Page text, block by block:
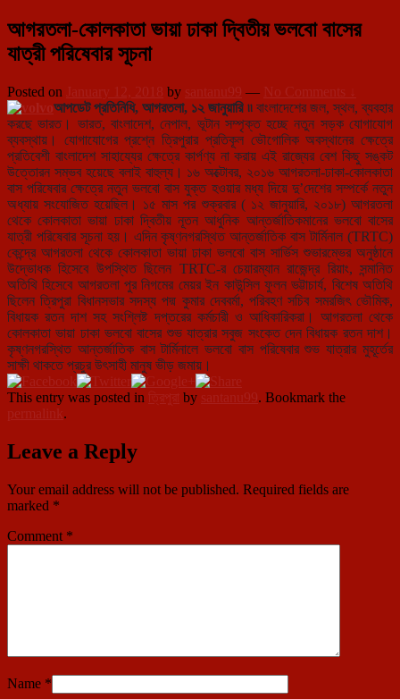
আগরতলা-কোলকাতা ভায়া ঢাকা দ্বিতীয় ভলবো বাসের
যাত্রী পরিষেবার সূচনা
Posted on January 12, 2018 by santanu99 — No Comments ↓
আপডেট প্রতিনিধি, আগরতলা, ১২ জানুয়ারি ৷৷বাংলাদেশের জল, স্থল, ব্যবহার
করছে ভারত। ভারত, বাংলাদেশ, নেপাল, ভূটান সম্পৃক্ত হচ্ছে নতুন সড়ক যোগাযোগ
ব্যবস্থায়। যোগাযোগের প্রশ্নে ত্রিপুরার প্রতিকূল ভৌগোলিক অবস্থানের ক্ষেত্রে
প্রতিবেশী বাংলাদেশ সাহায্যের ক্ষেত্রে কার্পণ্য না করায় এই রাজ্যের বেশ কিছু সঙ্কট
উত্তোরন সম্ভব হয়েছে বলাই বাহুল্য। ১৬ অক্টোবর, ২০১৬ আগরতলা-ঢাকা-কোলকাতা
বাস পরিষেবার ক্ষেত্রে নতুন ভলবো বাস যুক্ত হওয়ার মধ্য দিয়ে দু’দেশের সম্পর্কে নতুন
অধ্যায় সংযোজিত হয়েছিল। ১৫ মাস পর শুক্রবার ( ১২ জানুয়ারি, ২০১৮) আগরতলা
থেকে কোলকাতা ভায়া ঢাকা দ্বিতীয় নূতন আধুনিক আন্তর্জাতিকমানের ভলবো বাসের
যাত্রী পরিষেবার সূচনা হয়। এদিন কৃষ্ণনগরস্থিত আন্তর্জাতিক বাস টার্মিনাল (TRTC)
কেন্দ্রে আগরতলা থেকে কোলকাতা ভায়া ঢাকা ভলবো বাস সার্ভিস শুভারম্ভের অনুষ্ঠানে
উদ্ভোধক হিসেবে উপস্থিত ছিলেন TRTC-র চেয়ারম্যান রাজেন্দ্র রিয়াং, সন্মানিত
অতিথি হিসেবে আগরতলা পুর নিগমের মেয়র ইন কাউন্সিল ফুলন ভট্টাচার্য, বিশেষ অতিথি
ছিলেন ত্রিপুরা বিধানসভার সদস্য পদ্ম কুমার দেববর্মা, পরিবহণ সচিব সমরজিৎ ভৌমিক,
বিধায়ক রতন দাশ সহ সংশ্লিষ্ট দপ্তরের কর্মচারী ও আধিকারিকরা। আগরতলা থেকে
কোলকাতা ভায়া ঢাকা ভলবো বাসের শুভ যাত্রার সবুজ সংকেত দেন বিধায়ক রতন দাশ।
কৃষ্ণনগরস্থিত আন্তর্জাতিক বাস টার্মিনালে ভলবো বাস পরিষেবার শুভ যাত্রার মুহূর্তের
সাক্ষী থাকতে প্রচুর উৎসাহী মানুষ ভীড় জমায়।
This entry was posted in ত্রিপুরা by santanu99. Bookmark the
permalink.
Leave a Reply
Your email address will not be published. Required fields are
marked *
Comment *
Name *